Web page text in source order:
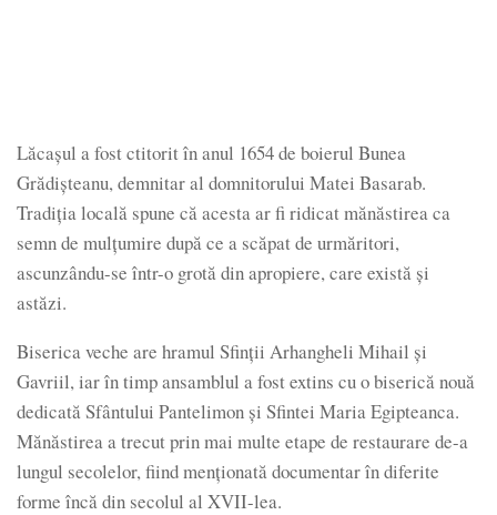
Lăcașul a fost ctitorit în anul 1654 de boierul Bunea
Grădișteanu, demnitar al domnitorului Matei Basarab.
Tradiția locală spune că acesta ar fi ridicat mănăstirea ca
semn de mulțumire după ce a scăpat de urmăritori,
ascunzându-se într-o grotă din apropiere, care există și
astăzi.
Biserica veche are hramul Sfinții Arhangheli Mihail și
Gavriil, iar în timp ansamblul a fost extins cu o biserică nouă
dedicată Sfântului Pantelimon și Sfintei Maria Egipteanca.
Mănăstirea a trecut prin mai multe etape de restaurare de-a
lungul secolelor, fiind menționată documentar în diferite
forme încă din secolul al XVII-lea.